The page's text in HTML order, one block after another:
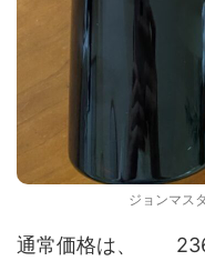
ジョンマス
通常価格は、